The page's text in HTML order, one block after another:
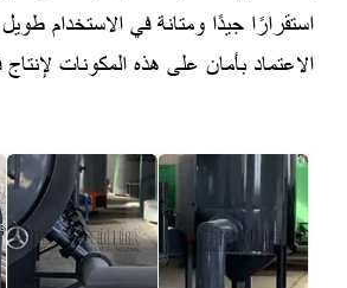
استقرارًا جيدًا ومتانة في الاستخدام
الاعتماد بأمان على هذه المكونات